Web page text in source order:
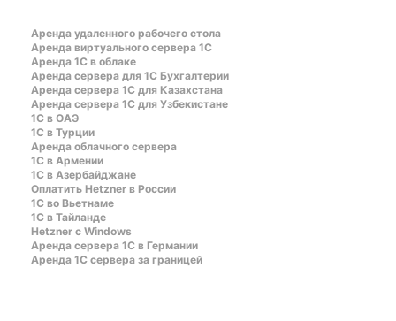
Аренда удаленного рабочего стола
Аренда виртуального сервера 1С
Аренда 1С в облаке
Аренда сервера для 1С Бухгалтерии
Аренда сервера 1С для Казахстана
Аренда сервера 1С для Узбекистане
1C в ОАЭ
1C в Турции
Аренда облачного сервера
1С в Армении
1С в Азербайджане
Оплатить Hetzner в России
1С во Вьетнаме
1С в Тайланде
Hetzner c Windows
Аренда сервера 1С в Германии
Аренда 1С сервера за границей